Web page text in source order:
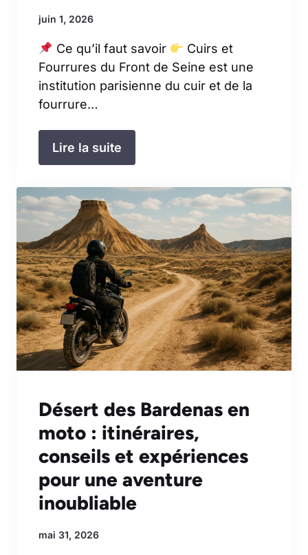
juin 1, 2026
Ce qu’il faut savoir
Cuirs et
Fourrures du Front de Seine est une
institution parisienne du cuir et de la
fourrure…
Lire la suite
Désert des Bardenas en
moto : itinéraires,
conseils et expériences
pour une aventure
inoubliable
mai 31, 2026